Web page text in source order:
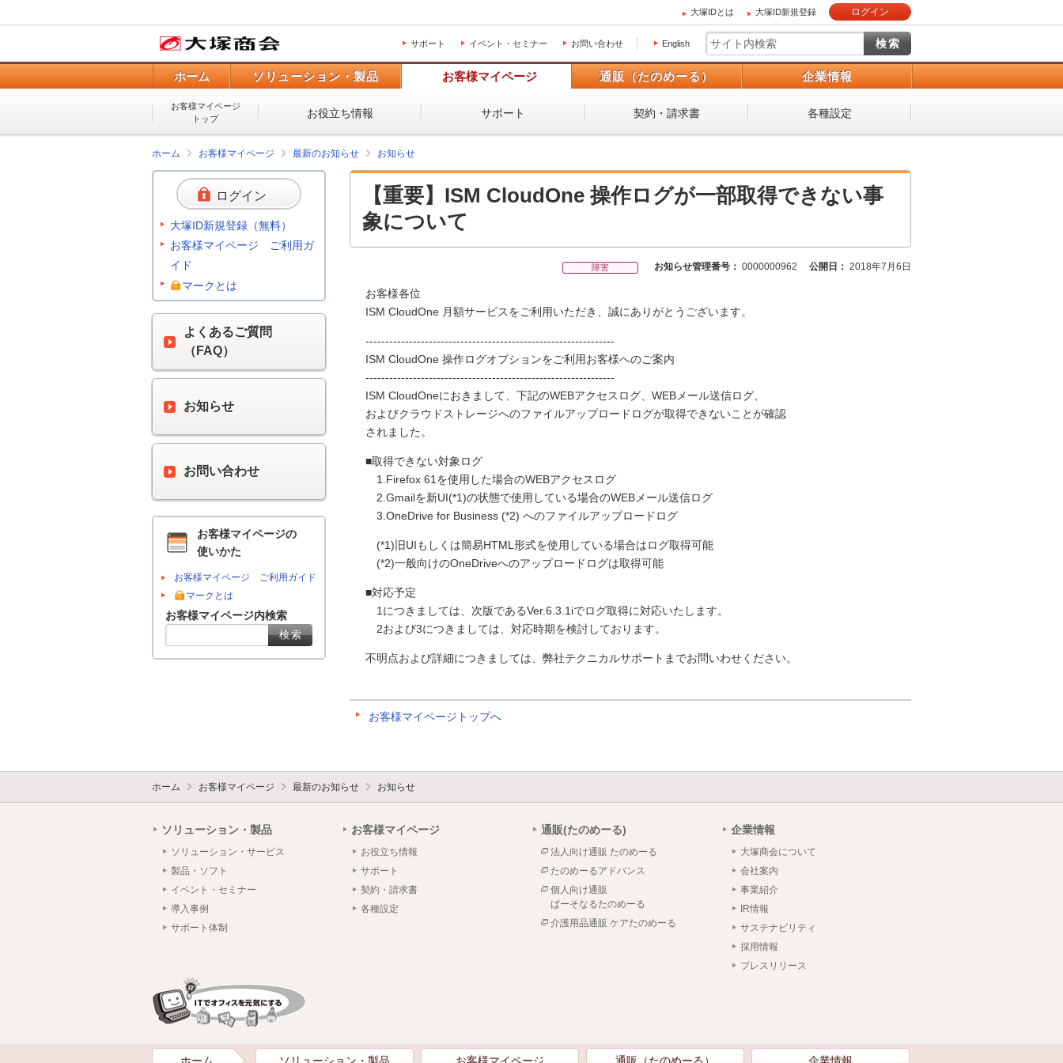
大塚IDとは 大塚ID新規登録 ログイン
サポート イベント・セミナー お問い合わせ English
ホーム ソリューション・製品 お客様マイページ 通販（たのめーる） 企業情報
お客様マイページ
トップ
お役立ち情報 サポート 契約・請求書 各種設定
ホーム お客様マイページ 最新のお知らせ お知らせ
【重要】ISM CloudOne 操作ログが一部取得できない事
象について
障害 お知らせ管理番号： 0000000962 公開日： 2018年7月6日
お客様各位
ISM CloudOne 月額サービスをご利用いただき、誠にありがとうございます。
---------------------------------------------------------------
ISM CloudOne 操作ログオプションをご利用お客様へのご案内
---------------------------------------------------------------
ISM CloudOneにおきまして、下記のWEBアクセスログ、WEBメール送信ログ、
およびクラウドストレージへのファイルアップロードログが取得できないことが確認
されました。
■取得できない対象ログ
1.Firefox 61を使用した場合のWEBアクセスログ
2.Gmailを新UI(*1)の状態で使用している場合のWEBメール送信ログ
3.OneDrive for Business (*2) へのファイルアップロードログ
(*1)旧UIもしくは簡易HTML形式を使用している場合はログ取得可能
(*2)一般向けのOneDriveへのアップロードログは取得可能
■対応予定
1につきましては、次版であるVer.6.3.1iでログ取得に対応いたします。
2および3につきましては、対応時期を検討しております。
不明点および詳細につきましては、弊社テクニカルサポートまでお問いわせください。
お客様マイページトップへ
ログイン
大塚ID新規登録（無料）
お客様マイページ ご利用ガ
イド
マークとは
よくあるご質問
（FAQ）
お知らせ
お問い合わせ
お客様マイページの
使いかた
お客様マイページ ご利用ガイド
マークとは
お客様マイページ内検索
ホーム お客様マイページ 最新のお知らせ お知らせ
ソリューション・製品
ソリューション・サービス
製品・ソフト
イベント・セミナー
導入事例
サポート体制
お客様マイページ
お役立ち情報
サポート
契約・請求書
各種設定
通販(たのめーる)
法人向け通販 たのめーる
たのめーるアドバンス
個人向け通販
ぱーそなるたのめーる
介護用品通販 ケアたのめーる
企業情報
大塚商会について
会社案内
事業紹介
IR情報
サステナビリティ
採用情報
プレスリリース